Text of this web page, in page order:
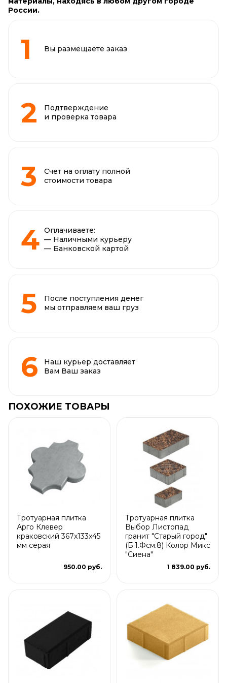
России.
Вы размещаете заказ
Подтверждение
и проверка товара
Счет на оплату полной
стоимости товара
Оплачиваете:
— Наличными курьеру
— Банковской картой
После поступления денег
мы отправляем ваш груз
Наш курьер доставляет
Вам Ваш заказ
ПОХОЖИЕ ТОВАРЫ
Тротуарная плитка
Арго Клевер
краковский 367x133x45
мм серая
950.00 руб.
Тротуарная плитка
Выбор Листопад
гранит "Старый город"
(Б.1.Фсм.8) Колор Микс
"Сиена"
1 839.00 руб.